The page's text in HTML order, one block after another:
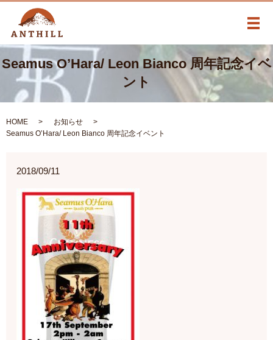
メ
Seamus O’Hara/ Leon Bianco 周年記念イベ
ント
HOME
お知らせ
Seamus O’Hara/ Leon Bianco 周年記念イベント
2018/09/11